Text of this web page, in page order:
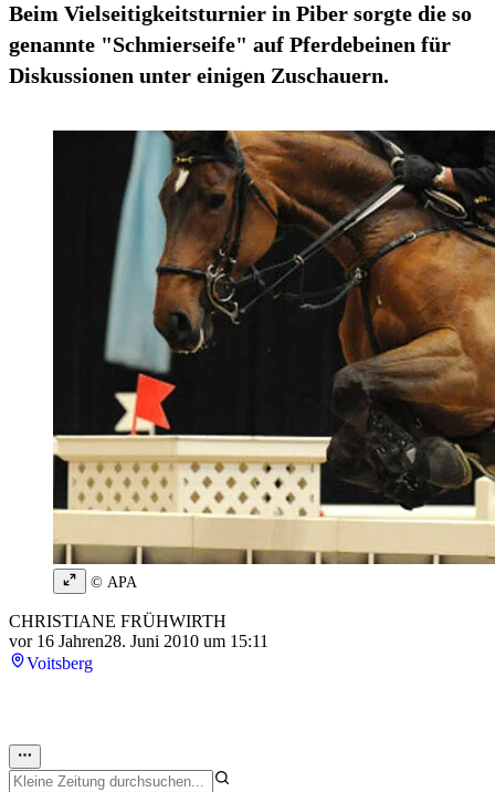
Beim Vielseitigkeitsturnier in Piber sorgte die so
genannte "Schmierseife" auf Pferdebeinen für
Diskussionen unter einigen Zuschauern.
© APA
CHRISTIANE FRÜHWIRTH
vor 16 Jahren28. Juni 2010 um 15:11
Voitsberg